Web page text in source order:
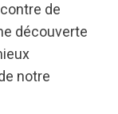
de
découverte
notre